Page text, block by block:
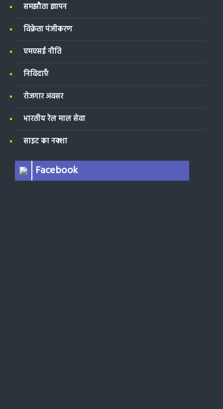
समझौता ज्ञापन
विक्रेता पंजीकरण
एमएसई नीति
निविदाएँ
रोजगार अवसर
भारतीय रेल माल सेवा
साइट का नक्शा
Facebook